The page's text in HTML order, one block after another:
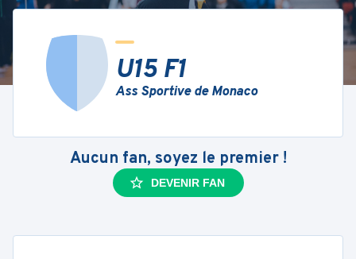
U15 F1
Ass Sportive de Monaco
Aucun fan, soyez le premier !
DEVENIR FAN